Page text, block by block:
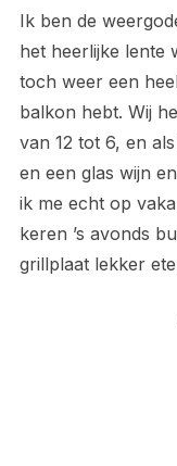
Ik ben de
het heerlijke lente
toch weer een
balkon hebt. Wij
van 12 tot 6, en
en een glas wijn
ik me echt op
keren ’s avonds
grillplaat lekker